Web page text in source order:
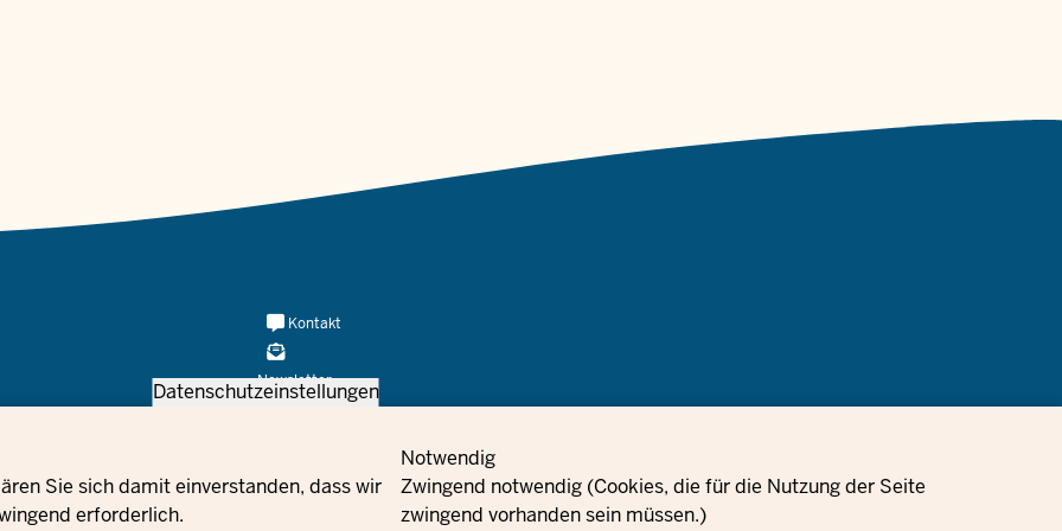
Datenschutzeinstellungen
Sie sich damit einverstanden, dass wir
erforderlich.
Notwendig
Zwingend notwendig (Cookies, die für die Nutzung der Seite
zwingend vorhanden sein müssen.)
Kontakt Bestellungen
Meta
Navi
Social
Kontakt
Newsletter
Instagram